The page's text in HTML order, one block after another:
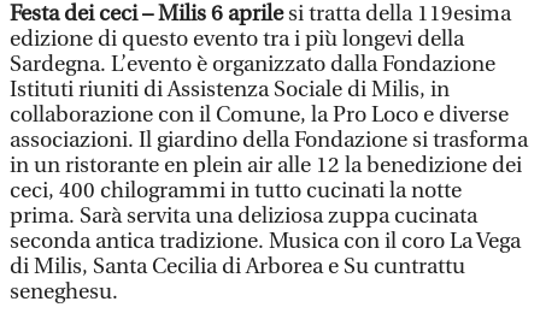
Festa dei ceci – Milis 6 aprilesi tratta della 119esima
edizione di questo evento tra i più longevi della
Sardegna. L’evento è organizzato dalla Fondazione
Istituti riuniti di Assistenza Sociale di Milis, in
collaborazione con il Comune, la Pro Loco e diverse
associazioni. Il giardino della Fondazione si trasforma
in un ristorante en plein air alle 12 la benedizione dei
ceci, 400 chilogrammi in tutto cucinati la notte
prima. Sarà servita una deliziosa zuppa cucinata
seconda antica tradizione. Musica con il coro La Vega
di Milis, Santa Cecilia di Arborea e Su cuntrattu
seneghesu.